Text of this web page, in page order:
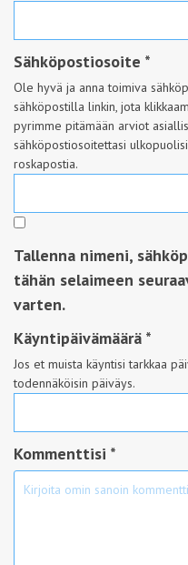
Sähköpostiosoite *
Ole hyvä ja anna toimiva
sähköpostilla linkin, jota
pyrimme pitämään arviot
sähköpostiosoitettasi
roskapostia.
Tallenna nimeni,
tähän selaimeen
varten.
Käyntipäivämäärä *
Jos et muista käyntisi tarkkaa
todennäköisin päiväys.
Kommenttisi *